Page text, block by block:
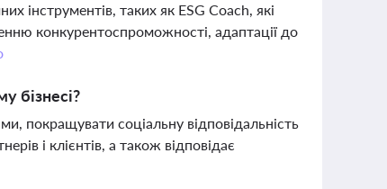
інструментів, таких як ESG Coach, які
конкурентоспроможності, адаптації до
бізнесі?
покращувати соціальну відповідальність
і клієнтів, а також відповідає